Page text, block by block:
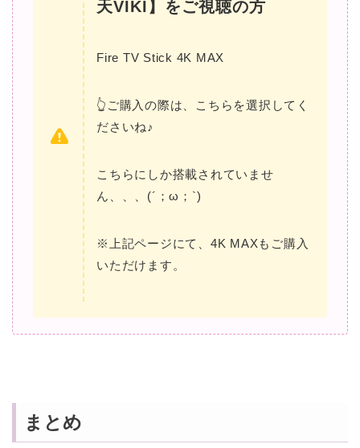
天VIKI】をご視聴の方
Fire TV Stick 4K MAX
👆ご購入の際は、こちらを選択してく
ださいね♪
こちらにしか搭載されていませ
ん、、、(´；ω；`)
※上記ページにて、4K MAXもご購入
いただけます。
まとめ